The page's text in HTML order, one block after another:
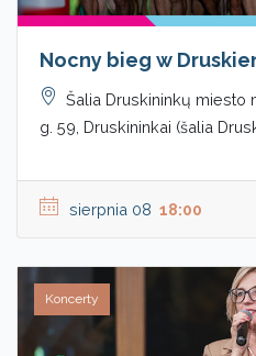
Nocny bieg w
Šalia Druskininkų miesto
g. 59, Druskininkai (šalia
sierpnia 08 18:00
Koncerty